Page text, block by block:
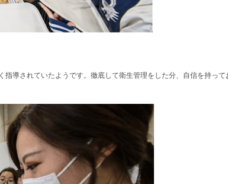
導されていたようです。徹底して衛生管理をした分、自信を持って